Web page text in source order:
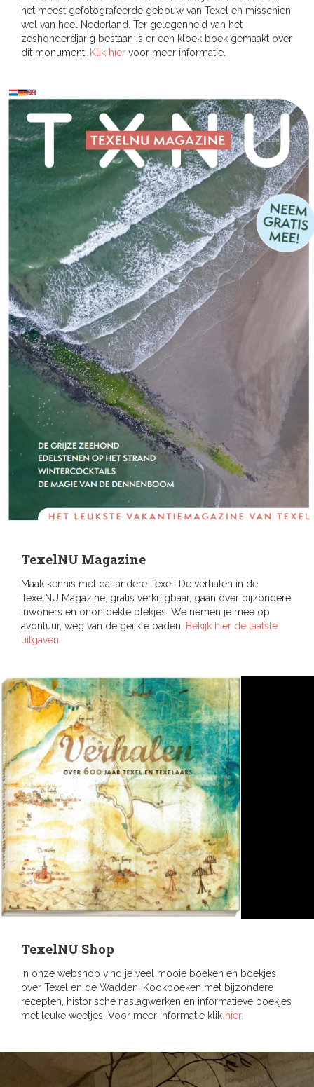
het meest gefotografeerde gebouw van Texel en misschien
wel van heel Nederland. Ter gelegenheid van het
zeshonderdjarig bestaan is er een kloek boek gemaakt over
dit monument. Klik hier voor meer informatie.
TexelNU Magazine
Maak kennis met dat andere Texel! De verhalen in de
TexelNU Magazine, gratis verkrijgbaar, gaan over bijzondere
inwoners en onontdekte plekjes. We nemen je mee op
avontuur, weg van de geijkte paden.
Bekijk hier de laatste
uitgaven.
TexelNU Shop
In onze webshop vind je veel mooie boeken en boekjes
over Texel en de Wadden. Kookboeken met bijzondere
recepten, historische naslagwerken en informatieve boekjes
met leuke weetjes. Voor meer informatie klik hier.